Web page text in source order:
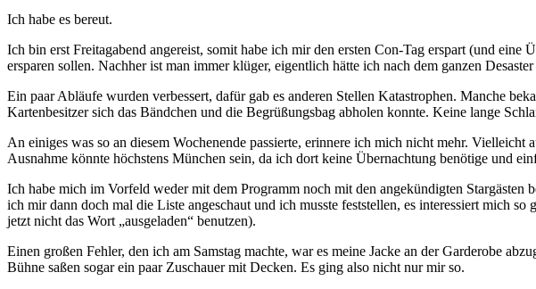
Ich habe es bereut.
Ich bin erst Freitagabend angereist, somit habe ich mir den ersten Con-Tag erspart (und
ersparen sollen. Nachher ist man immer klüger, eigentlich hätte ich nach dem ganzen
Ein paar Abläufe wurden verbessert, dafür gab es anderen Stellen Katastrophen. Manche
Kartenbesitzer sich das Bändchen und die Begrüßungsbag abholen konnte. Keine lange
An einiges was so an diesem Wochenende passierte, erinnere ich mich nicht mehr.
Ausnahme könnte höchstens München sein, da ich dort keine Übernachtung benötige und
Ich habe mich im Vorfeld weder mit dem Programm noch mit den angekündigten
ich mir dann doch mal die Liste angeschaut und ich musste feststellen, es interessiert mich
jetzt nicht das Wort „ausgeladen“ benutzen).
Einen großen Fehler, den ich am Samstag machte, war es meine Jacke an der Garderobe
Bühne saßen sogar ein paar Zuschauer mit Decken. Es ging also nicht nur mir so.